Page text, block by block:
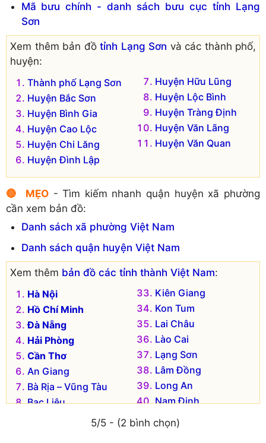
Mã bưu chính - danh sách bưu cục tỉnh Lạng
Sơn
Xem thêm bản đồ tỉnh Lạng Sơn và các thành phố,
huyện:
Thành phố Lạng Sơn
Huyện Bắc Sơn
Huyện Bình Gia
Huyện Cao Lộc
Huyện Chi Lăng
Huyện Đình Lập
Huyện Hữu Lũng
Huyện Lộc Bình
Huyện Tràng Định
Huyện Văn Lãng
Huyện Văn Quan
🔴 MẸO- Tìm kiếm nhanh quận huyện xã phường
cần xem bản đồ:
Danh sách xã phường Việt Nam
Danh sách quận huyện Việt Nam
Xem thêm bản đồ các tỉnh thành Việt Nam:
Hà Nội
Hồ Chí Minh
Đà Nẵng
Hải Phòng
Cần Thơ
An Giang
Bà Rịa – Vũng Tàu
Bạc Liêu
Kiên Giang
Kon Tum
Lai Châu
Lào Cai
Lạng Sơn
Lâm Đồng
Long An
Nam Định
Nghệ An
Ninh Bình
5/5 - (2 bình chọn)